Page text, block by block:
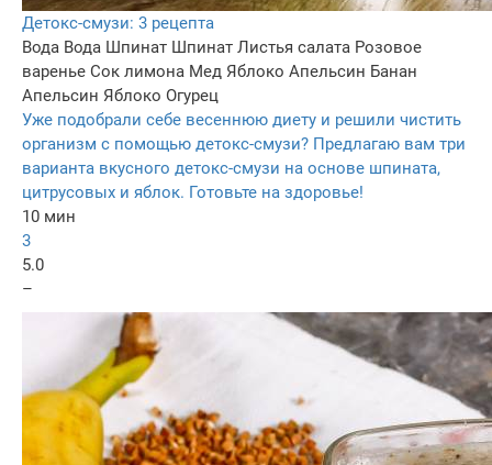
Детокс-смузи: 3 рецепта
Вода Вода Шпинат Шпинат Листья салата Розовое
варенье Сок лимона Мед Яблоко Апельсин Банан
Апельсин Яблоко Огурец
Уже подобрали себе весеннюю диету и решили чистить
организм с помощью детокс-смузи? Предлагаю вам три
варианта вкусного детокс-смузи на основе шпината,
цитрусовых и яблок. Готовьте на здоровье!
10 мин
3
5.0
–